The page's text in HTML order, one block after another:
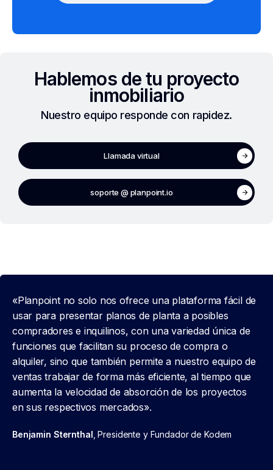
Hablemos de tu proyecto
inmobiliario
Nuestro equipo responde con rapidez.
Llamada virtual
soporte @ planpoint.io
«Planpoint no solo nos ofrece una plataforma fácil de
usar para presentar planos de planta a posibles
compradores e inquilinos, con una variedad única de
funciones que facilitan su proceso de compra o
alquiler, sino que también permite a nuestro equipo de
ventas trabajar de forma más eficiente, al tiempo que
aumenta la velocidad de absorción de los proyectos
en sus respectivos mercados».
Benjamin Sternthal , Presidente y Fundador de Kodem